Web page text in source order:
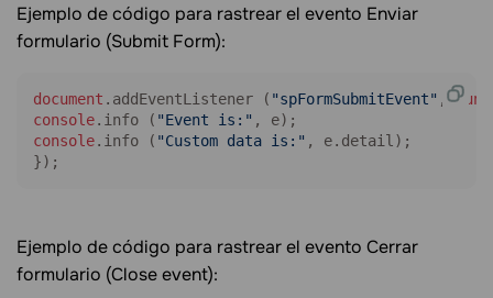
Ejemplo de código para rastrear el evento Enviar
formulario (Submit Form):
document . addEventListener ( "spFormSubmitEvent" ,
console. info ( "Event is:"
console. info ( "Custom data is:" , e. detail );
});
Ejemplo de código para rastrear el evento Cerrar
formulario (Close event):